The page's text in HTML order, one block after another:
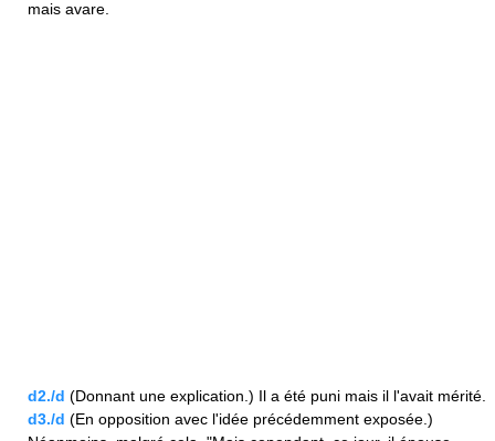
mais avare.
d2./d (Donnant une explication.) Il a été puni mais il l'avait mérité.
d3./d (En opposition avec l'idée précédemment exposée.)